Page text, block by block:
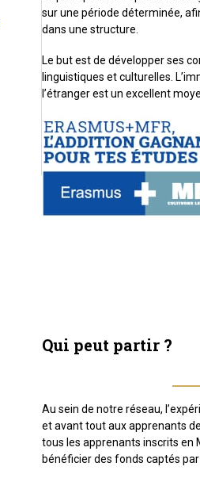
sur une période déterminée,
dans une structure.
Le but est de développer ses
linguistiques et culturelles.
l’étranger est un excellent
Qui peut partir ?
Au sein de notre réseau,
et avant tout aux apprenants
tous les apprenants inscrits en
bénéficier des fonds captés par